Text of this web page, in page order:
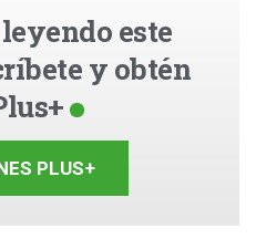
este
y obtén
PLUS+